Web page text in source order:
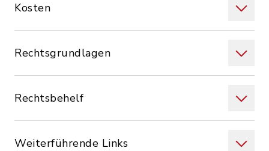
Kosten
Rechtsgrundlagen
Rechtsbehelf
Weiterführende Links